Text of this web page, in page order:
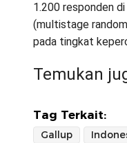
1.200 responden
(multistage
pada tingkat
Temukan
Tag Terkait:
Gallup